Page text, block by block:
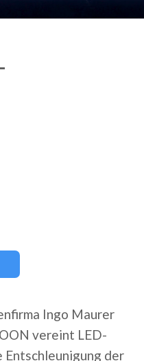
Ingo Maurer
vereint LED-
Entschleunigung der